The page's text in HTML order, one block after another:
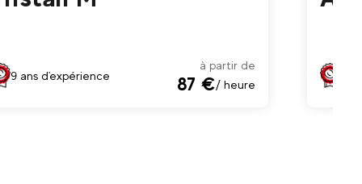
9 ans d'expérience
à partir de
87 €/ heure